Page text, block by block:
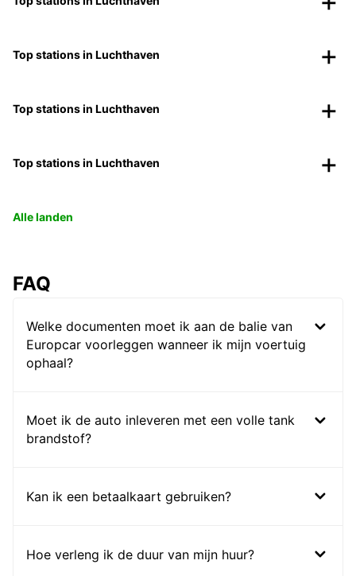
Top stations in Luchthaven
Top stations in Luchthaven
Top stations in Luchthaven
Alle landen
FAQ
Welke documenten moet ik aan de balie van
Europcar voorleggen wanneer ik mijn voertuig
ophaal?
Moet ik de auto inleveren met een volle tank
brandstof?
Kan ik een betaalkaart gebruiken?
Hoe verleng ik de duur van mijn huur?